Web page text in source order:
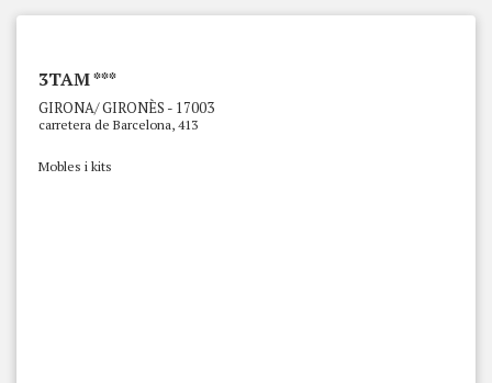
3TAM ***
GIRONA/ GIRONÈS - 17003
carretera de Barcelona, 413
Mobles i kits